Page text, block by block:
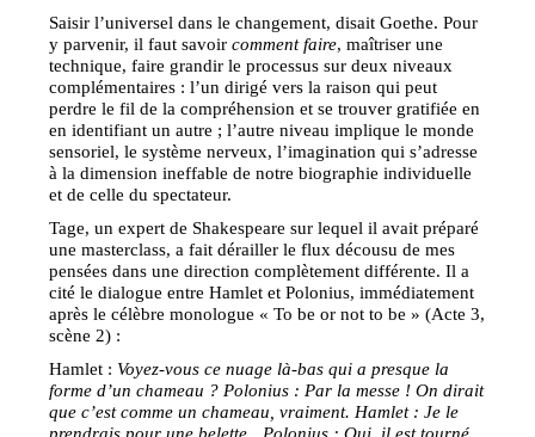
Saisir l’universel dans le changement, disait Goethe. Pour
y parvenir, il faut savoircomment faire, maîtriser une
technique, faire grandir le processus sur deux niveaux
complémentaires : l’un dirigé vers la raison qui peut
perdre le fil de la compréhension et se trouver gratifiée en
en identifiant un autre ; l’autre niveau implique le monde
sensoriel, le système nerveux, l’imagination qui s’adresse
à la dimension ineffable de notre biographie individuelle
et de celle du spectateur.
Tage, un expert de Shakespeare sur lequel il avait préparé
une masterclass, a fait dérailler le flux décousu de mes
pensées dans une direction complètement différente. Il a
cité le dialogue entre Hamlet et Polonius, immédiatement
après le célèbre monologue « To be or not to be » (Acte 3,
scène 2) :
Hamlet : Voyez-vous ce nuage là-bas qui a presque la
forme d’un chameau ? Polonius : Par la messe ! On dirait
que c’est comme un chameau, vraiment. Hamlet : Je le
prendrais pour une belette. Polonius : Oui, il est tourné